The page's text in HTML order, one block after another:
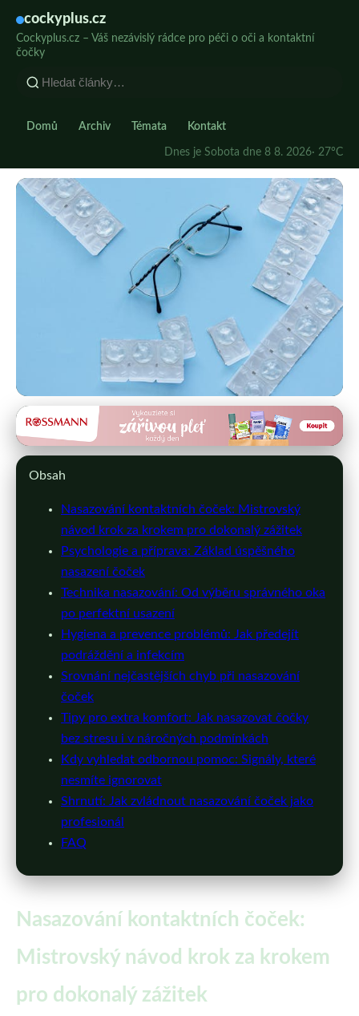
cockyplus.cz
Cockyplus.cz – Váš nezávislý rádce pro péči o oči a kontaktní
čočky
Domů Archiv Témata Kontakt
Dnes je Sobota dne 8 8. 2026· 27°C
cockyplus.cz
Mistrovský Průvodce: Jak Správně
16. 5. 2026 · 9 min čtení · Autor: Martin Fiala
Obsah
Nasazování kontaktních čoček: Mistrovský
návod krok za krokem pro dokonalý zážitek
Psychologie a příprava: Základ úspěšného
nasazení čoček
Technika nasazování: Od výběru správného oka
po perfektní usazení
Hygiena a prevence problémů: Jak předejít
podráždění a infekcím
Srovnání nejčastějších chyb při nasazování
čoček
Tipy pro extra komfort: Jak nasazovat čočky
bez stresu i v náročných podmínkách
Kdy vyhledat odbornou pomoc: Signály, které
nesmíte ignorovat
Shrnutí: Jak zvládnout nasazování čoček jako
profesionál
FAQ
Nasazování kontaktních čoček:
Mistrovský návod krok za krokem
pro dokonalý zážitek